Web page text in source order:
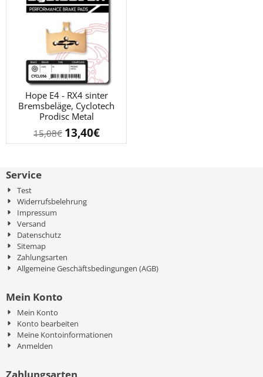
Hope E4 - RX4 sinter
Bremsbeläge, Cyclotech
Prodisc Metal
15,08€ 13,40€
Service
Test
Widerrufsbelehrung
Impressum
Versand
Datenschutz
Sitemap
Zahlungsarten
Allgemeine Geschäftsbedingungen (AGB)
Mein Konto
Mein Konto
Konto bearbeiten
Meine Kontoinformationen
Anmelden